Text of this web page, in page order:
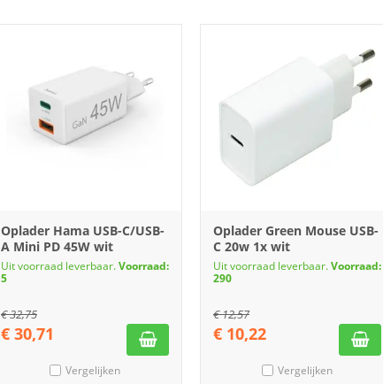
Oplader Hama USB-C/USB-
A Mini PD 45W wit
Uit voorraad leverbaar.Voorraad:
5
€32,75
€ 30,71
Vergelijken
Oplader Green Mouse USB-
C 20w 1x wit
Uit voorraad leverbaar.Voorraad:
290
€12,57
€ 10,22
Vergelijken